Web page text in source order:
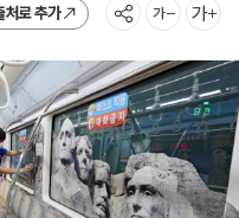
처로 추가